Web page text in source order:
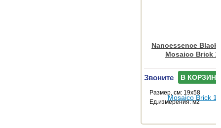
Nanoessence Black
Mosaico Brick
Звоните В КОРЗИНУ
Размер, см: 19x58
Ед.измерения: м2